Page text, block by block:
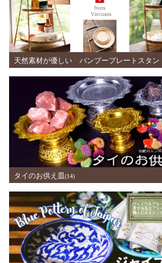
天然素材が優しい バンブープレートスタン
タイのお供え皿(14)